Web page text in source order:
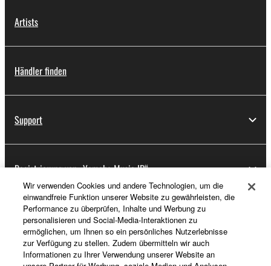
Artists
Händler finden
Support
Registrierung von „Yamaha Music ID“
Über Yamaha
Deutschland - German
Wir verwenden Cookies und andere Technologien, um die
einwandfreie Funktion unserer Website zu gewährleisten, die
Performance zu überprüfen, Inhalte und Werbung zu
personalisieren und Social-Media-Interaktionen zu
ermöglichen, um Ihnen so ein persönliches Nutzerlebnisse
zur Verfügung zu stellen. Zudem übermitteln wir auch
Informationen zu Ihrer Verwendung unserer Website an